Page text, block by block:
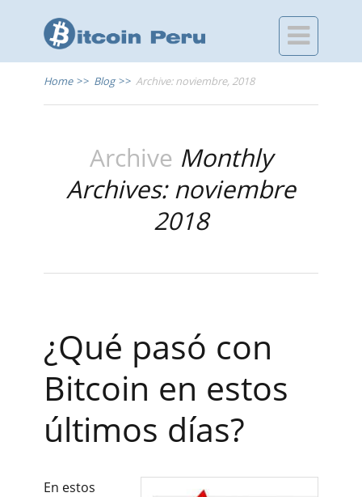

Home >> Blog >> Archive: noviembre, 2018
Archive Monthly
Archives: noviembre
2018
¿Qué pasó con
Bitcoin en estos
últimos días?
En estos